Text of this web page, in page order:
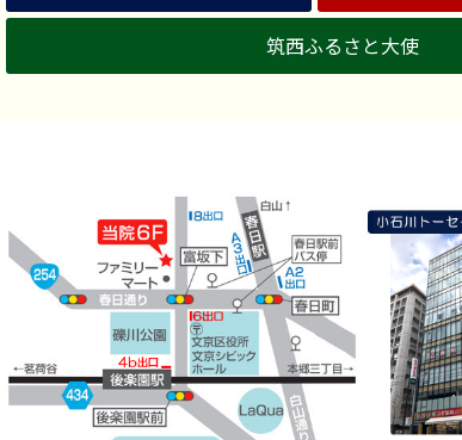
筑西ふるさと大使